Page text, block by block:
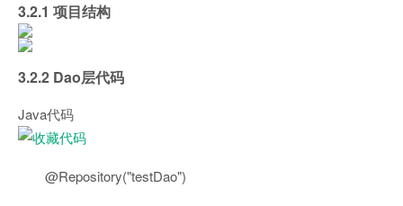
3.2.1 项目结构
3.2.2 Dao层代码
Java代码
@Repository("testDao")